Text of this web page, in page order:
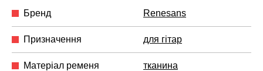
Бренд Renesans
Призначення для гітар
Матеріал ременя тканина